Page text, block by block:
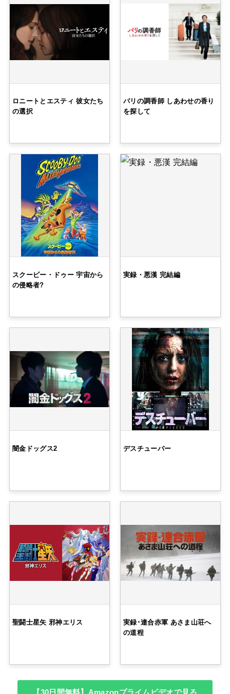
ロニートとエスティ 彼女たち
の選択
パリの調香師 しあわせの香り
を探して
スクービー・ドゥー 宇宙から
の侵略者?
実録・悪漢 完結編
闇金ドッグス2 デスチューバー
聖闘士星矢 邪神エリス
実録･連合赤軍 あさま山荘へ
の道程
【30日間無料】Amazonプライムビデオで見る